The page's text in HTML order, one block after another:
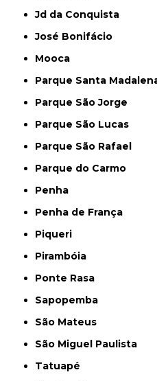
Jd da Conquista
José Bonifácio
Mooca
Parque Santa
Parque São Jorge
Parque São Lucas
Parque São Rafael
Parque do Carmo
Penha
Penha de França
Piqueri
Pirambóia
Ponte Rasa
Sapopemba
São Mateus
São Miguel Paulista
Tatuapé